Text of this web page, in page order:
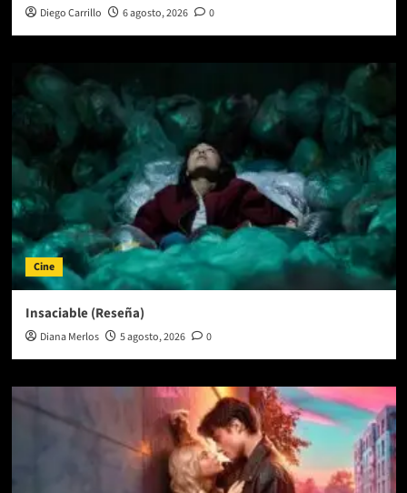
Diego Carrillo 6 agosto, 2026 0
Cine
Insaciable (Reseña)
Diana Merlos 5 agosto, 2026 0